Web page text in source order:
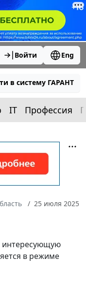
Войти Eng
в систему ГАРАНТ
IT Профессия
25 июля 2025
интересующую
в режиме